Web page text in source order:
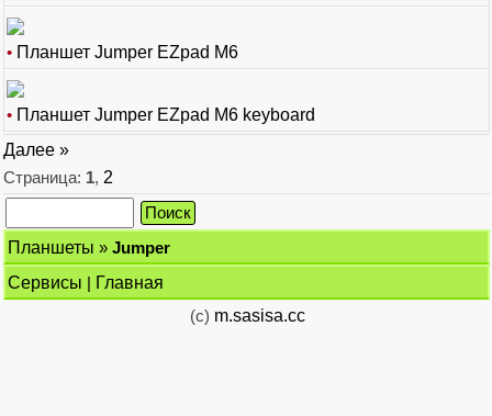
• Планшет Jumper EZpad M6
• Планшет Jumper EZpad M6 keyboard
Далее »
Страница: 1, 2
Планшеты » Jumper
Сервисы | Главная
(c) m.sasisa.cc